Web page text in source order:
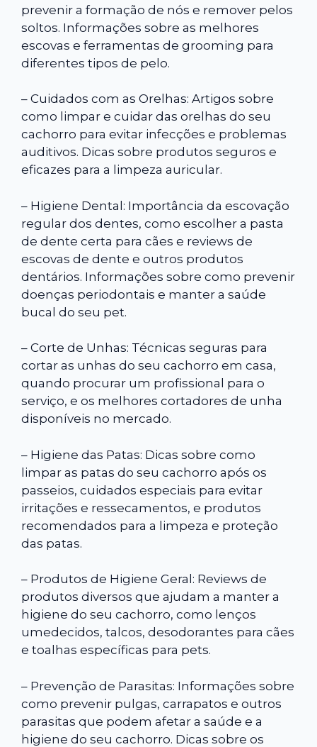
prevenir a formação de nós e remover pelos
soltos. Informações sobre as melhores
escovas e ferramentas de grooming para
diferentes tipos de pelo.
– Cuidados com as Orelhas: Artigos sobre
como limpar e cuidar das orelhas do seu
cachorro para evitar infecções e problemas
auditivos. Dicas sobre produtos seguros e
eficazes para a limpeza auricular.
– Higiene Dental: Importância da escovação
regular dos dentes, como escolher a pasta
de dente certa para cães e reviews de
escovas de dente e outros produtos
dentários. Informações sobre como prevenir
doenças periodontais e manter a saúde
bucal do seu pet.
– Corte de Unhas: Técnicas seguras para
cortar as unhas do seu cachorro em casa,
quando procurar um profissional para o
serviço, e os melhores cortadores de unha
disponíveis no mercado.
– Higiene das Patas: Dicas sobre como
limpar as patas do seu cachorro após os
passeios, cuidados especiais para evitar
irritações e ressecamentos, e produtos
recomendados para a limpeza e proteção
das patas.
– Produtos de Higiene Geral: Reviews de
produtos diversos que ajudam a manter a
higiene do seu cachorro, como lenços
umedecidos, talcos, desodorantes para cães
e toalhas específicas para pets.
– Prevenção de Parasitas: Informações sobre
como prevenir pulgas, carrapatos e outros
parasitas que podem afetar a saúde e a
higiene do seu cachorro. Dicas sobre os